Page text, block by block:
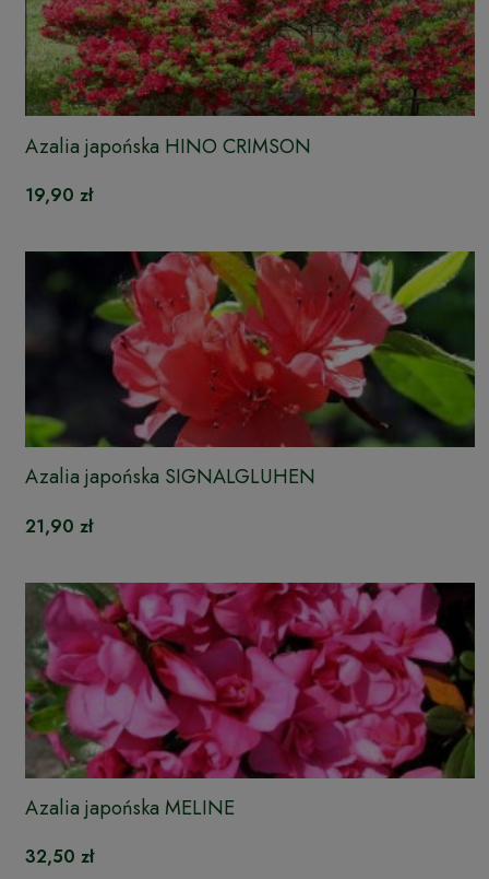
Azalia japońska HINO CRIMSON
19,90 zł
Azalia japońska SIGNALGLUHEN
21,90 zł
Azalia japońska MELINE
32,50 zł